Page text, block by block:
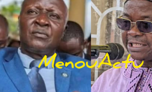
MENOUACTU